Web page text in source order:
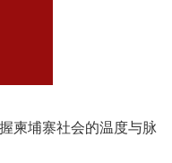
柬埔寨社会的温度与脉